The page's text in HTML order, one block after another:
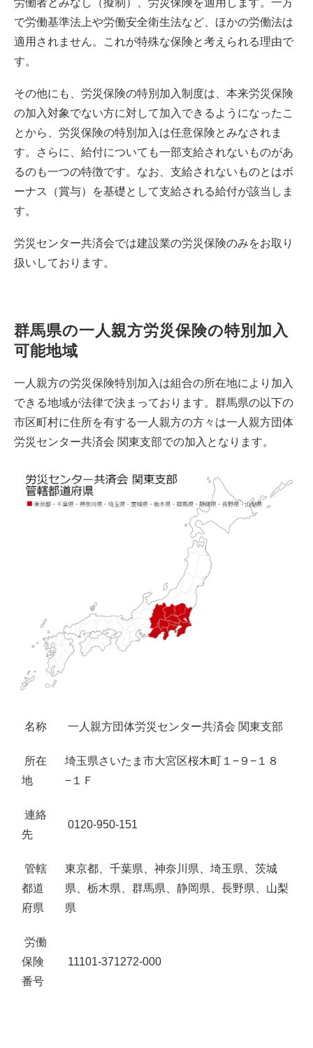
で労働基準法上や労働安全衛生法など、ほかの労働法は
適用されません。これが特殊な保険と考えられる理由で
す。
その他にも、労災保険の特別加入制度は、本来労災保険
の加入対象でない方に対して加入できるようになったこ
とから、労災保険の特別加入は任意保険とみなされま
す。さらに、給付についても一部支給されないものがあ
るのも一つの特徴です。なお、支給されないものとはボ
ーナス（賞与）を基礎として支給される給付が該当しま
す。
労災センター共済会では建設業の労災保険のみをお取り
扱いしております。
群馬県の一人親方労災保険の特別加入
可能地域
一人親方の労災保険特別加入は組合の所在地により加入
できる地域が法律で決まっております。群馬県の以下の
市区町村に住所を有する一人親方の方々は一人親方団体
労災センター共済会 関東支部での加入となります。
名称 一人親方団体労災センター共済会 関東支部
所在
地
埼玉県さいたま市大宮区桜木町１−９−１８
−１Ｆ
連絡
先
0120-950-151
管轄
都道
府県
東京都、千葉県、神奈川県、埼玉県、茨城
県、栃木県、群馬県、静岡県、長野県、山梨
県
労働
保険
番号
11101-371272-000